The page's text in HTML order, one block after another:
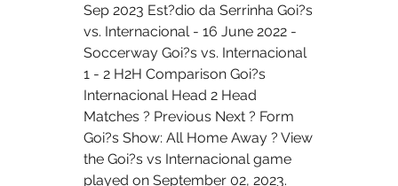
Sep 2023 Est?dio da Serrinha Goi?s
vs. Internacional - 16 June 2022 -
Soccerway Goi?s vs. Internacional
1 - 2 H2H Comparison Goi?s
Internacional Head 2 Head
Matches ? Previous Next ? Form
Goi?s Show: All Home Away ? View
the Goi?s vs Internacional game
played on September 02, 2023.